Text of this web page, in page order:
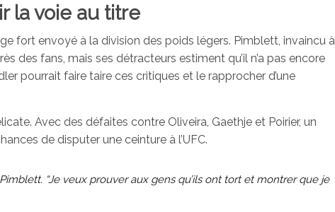
la voie au titre
fort envoyé à la division des poids légers. Pimblett, invaincu à
des fans, mais ses détracteurs estiment qu’il n’a pas encore
pourrait faire taire ces critiques et le rapprocher d’une
Avec des défaites contre Oliveira, Gaethje et Poirier, un
de disputer une ceinture à l’UFC.
“Je veux prouver aux gens qu’ils ont tort et montrer que je